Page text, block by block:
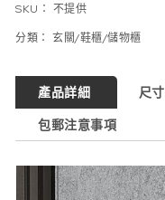
SKU： 不提供
分類：玄關/鞋櫃/儲物櫃
產品詳細 尺寸
包郵注意事項